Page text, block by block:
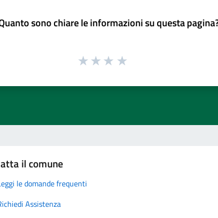
sono chiare le informazioni su questa
il comune
le domande frequenti
Assistenza